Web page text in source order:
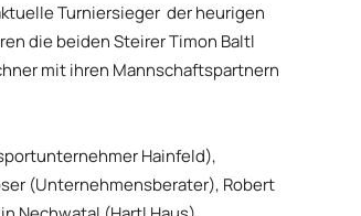
Turniersieger der heurigen
die beiden Steirer Timon Baltl
mit ihren Mannschaftspartnern
Hainfeld),
(Unternehmensberater), Robert